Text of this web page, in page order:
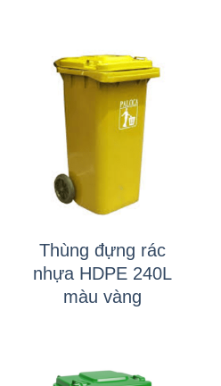
Thùng đựng rác
nhựa HDPE 240L
màu vàng